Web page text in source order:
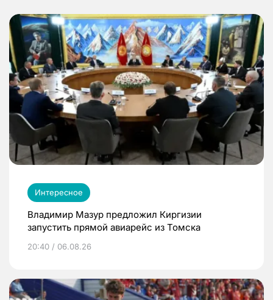
Интересное
Владимир Мазур предложил Киргизии
запустить прямой авиарейс из Томска
20:40 / 06.08.26